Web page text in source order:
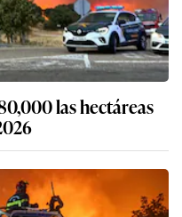
las hectáreas